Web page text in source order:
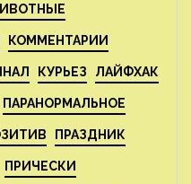
КОММЕНТАРИИ
КУРЬЕЗ ЛАЙФХАК
ПАРАНОРМАЛЬНОЕ
ПРАЗДНИК
ПРИЧЕСКИ